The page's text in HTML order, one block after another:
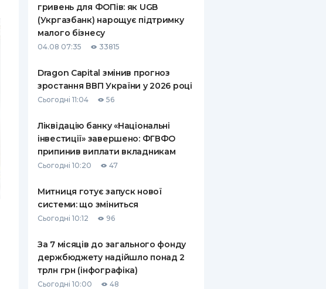
гривень для ФОПів: як UGB
(Укргазбанк) нарощує підтримку
малого бізнесу
04.08 07:35 33815
Dragon Capital змінив прогноз
зростання ВВП України у 2026 році
Сьогодні 11:04 56
Ліквідацію банку «Національні
інвестиції» завершено: ФГВФО
припинив виплати вкладникам
Сьогодні 10:20 47
Митниця готує запуск нової
системи: що зміниться
Сьогодні 10:12 96
За 7 місяців до загального фонду
держбюджету надійшло понад 2
трлн грн (інфографіка)
Сьогодні 10:00 48